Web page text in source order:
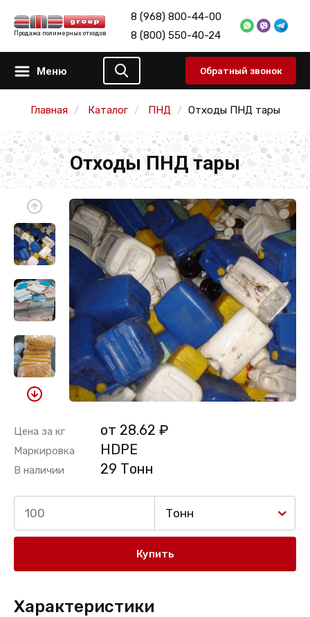
Продажа полимерных отходов
8 (968) 800-44-00
8 (800) 550-40-24
Меню Обратный звонок
Главная Каталог ПНД Отходы ПНД тары
Отходы ПНД тары
Цена за кг от 28.62 ₽
Маркировка HDPE
В наличии 29 Тонн
Тонн
Купить
Характеристики